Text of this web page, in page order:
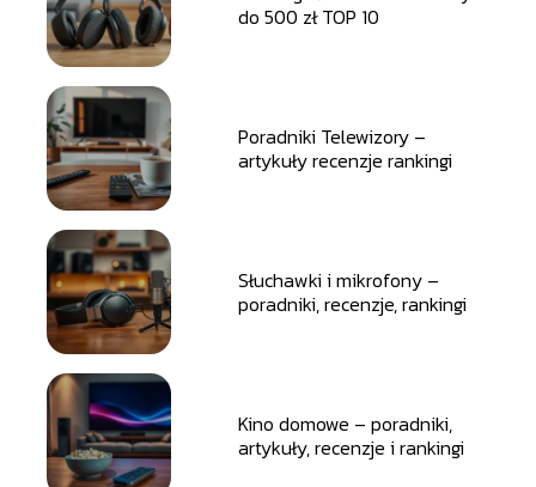
do 500 zł TOP 10
Poradniki Telewizory –
artykuły recenzje rankingi
Słuchawki i mikrofony –
poradniki, recenzje, rankingi
Kino domowe – poradniki,
artykuły, recenzje i rankingi